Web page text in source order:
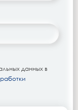
данных в